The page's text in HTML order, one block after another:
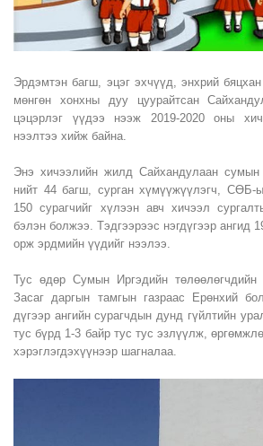
Эрдэмтэн багш, эцэг эхчүүд, энхрий
мөнгөн хонхны дуу цуурайтсан
цэцэрлэг үүдээ нээж 2019-2020 оны
нээлтээ хийж байна.
Энэ хичээлийн жилд Сайхандулаан сумын
нийт 44 багш, сурган хүмүүжүүлэгч,
150 сурагчийг хүлээн авч хичээл
бэлэн болжээ. Тэдгээрээс нэгдүгээр ангид
орж эрдмийн үүдийг нээлээ.
Тус өдөр Сумын Иргэдийн төлөөлөгчдийн
Засаг даргын тамгын газраас Ерөнхий
дүгээр ангийн сурагчдын дунд гүйлтийн
тус бүрд 1-3 байр тус тус эзлүүлж,
хэрэглэгдэхүүнээр шагналаа.